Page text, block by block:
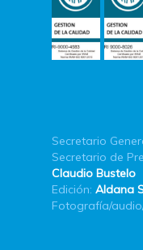
Secretario
Secretario de
Claudio Bustelo
Edición: Aldana
Fotografía/